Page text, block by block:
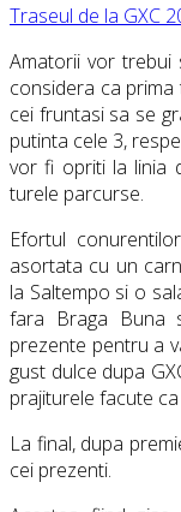
Traseul de la GXC
Amatorii vor trebui
considera ca
cei fruntasi sa se
putinta cele 3,
vor fi opriti la linia
turele parcurse.
Efortul
asortata cu un
la Saltempo si o
fara Braga Buna
prezente pentru a
gust dulce dupa
prajiturele facute
La final, dupa
cei prezenti.